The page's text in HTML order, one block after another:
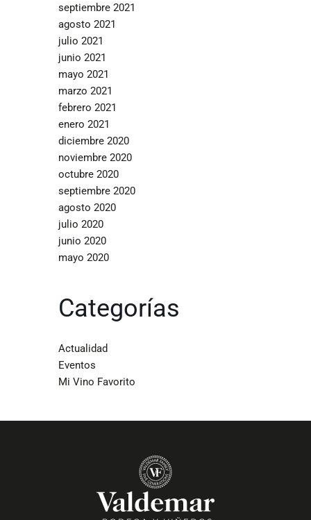
septiembre 2021
agosto 2021
julio 2021
junio 2021
mayo 2021
marzo 2021
febrero 2021
enero 2021
diciembre 2020
noviembre 2020
octubre 2020
septiembre 2020
agosto 2020
julio 2020
junio 2020
mayo 2020
Categorías
Actualidad
Eventos
Mi Vino Favorito